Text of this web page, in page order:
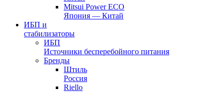
Mitsui Power ECO
Япония — Китай
ИБП и
стабилизаторы
ИБП
Источники бесперебойного питания
Бренды
Штиль
Россия
Riello